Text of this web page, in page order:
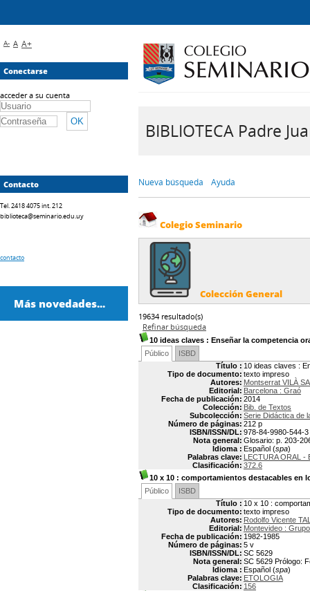
BIBLIOTECA Padre
Nueva búsqueda Ayuda
Colegio Seminario
Colección General
19634 resultado(s)
Refinar búsqueda
10 ideas claves : Enseñar la competencia
Público
ISBD
Título : 10 ideas claves :
Tipo de documento: texto impreso
Autores: Montserrat VILÀ
Editorial: Barcelona : Graó
Fecha de publicación: 2014
Colección: Bib. de Textos
Subcolección: Serie Didáctica de
Número de páginas: 212 p
ISBN/ISSN/DL: 978-84-9980-544-3
Nota general: Glosario: p. 203-
Idioma : Español (spa)
Palabras clave: LECTURA ORAL -
Clasificación: 372.6
10 x 10 : comportamientos destacables en
Público
ISBD
Título : 10 x 10 :
Tipo de documento: texto impreso
Autores: Rodolfo Vicente
Editorial: Montevideo :
Fecha de publicación: 1982-1985
Número de páginas: 5 v
ISBN/ISSN/DL: SC 5629
Nota general: SC 5629 Prólogo:
Idioma : Español (spa)
Palabras clave: ETOLOGIA
Clasificación: 156
A- A A+
Conectarse
acceder a su cuenta
Contacto
Tel. 2418 4075 int. 212
biblioteca@seminario.edu.uy
contacto
Más novedades...